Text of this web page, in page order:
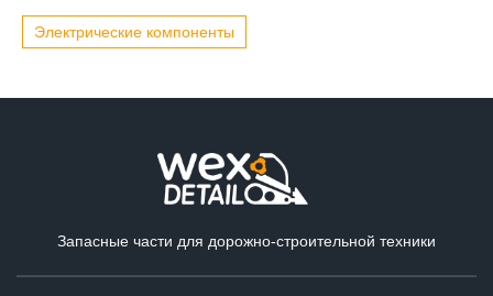
Электрические компоненты
Запасные части для дорожно-строительной техники